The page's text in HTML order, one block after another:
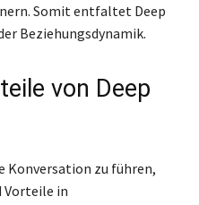
Somit entfaltet Deep
Beziehungsdynamik.
von Deep
Konversation zu führen,
Vorteile in